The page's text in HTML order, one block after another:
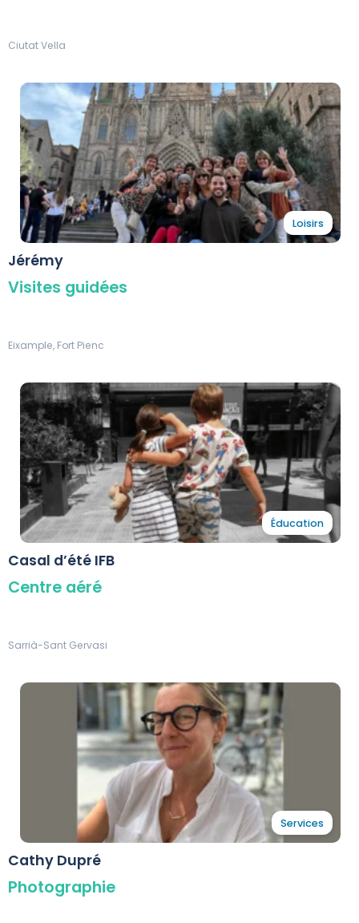
Ciutat Vella
Loisirs
Jérémy
Visites guidées
Eixample, Fort Pienc
Éducation
Casal d’été IFB
Centre aéré
Sarrià-Sant Gervasi
Services
Cathy Dupré
Photographie